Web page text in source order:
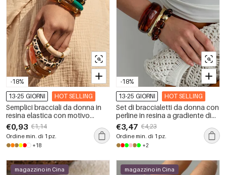
-18%
13-25 GIORNI HOT SELLING
Semplici bracciali da donna in
resina elastica con motivo
patchwork.
€0,93 €1,14
Ordine min. di 1 pz.
+18
-18%
13-25 GIORNI HOT SELLING
Set di braccialetti da donna con
perline in resina a gradiente di
colore
€3,47 €4,23
Ordine min. di 1 pz.
+2
magazzino in Cina magazzino in Cina